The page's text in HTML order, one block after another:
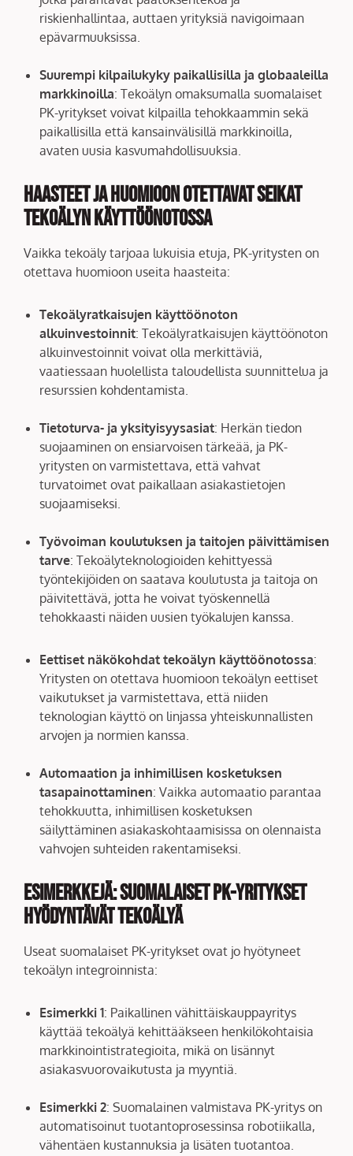
riskienhallintaa, auttaen yrityksiä navigoimaan
epävarmuuksissa.
Suurempi kilpailukyky paikallisilla ja globaaleilla
markkinoilla: Tekoälyn omaksumalla suomalaiset
PK-yritykset voivat kilpailla tehokkaammin sekä
paikallisilla että kansainvälisillä markkinoilla,
avaten uusia kasvumahdollisuuksia.
Haasteet ja huomioon otettavat seikat
tekoälyn käyttöönotossa
Vaikka tekoäly tarjoaa lukuisia etuja, PK-yritysten on
otettava huomioon useita haasteita:
Tekoälyratkaisujen käyttöönoton
alkuinvestoinnit: Tekoälyratkaisujen käyttöönoton
alkuinvestoinnit voivat olla merkittäviä,
vaatiessaan huolellista taloudellista suunnittelua ja
resurssien kohdentamista.
Tietoturva- ja yksityisyysasiat: Herkän tiedon
suojaaminen on ensiarvoisen tärkeää, ja PK-
yritysten on varmistettava, että vahvat
turvatoimet ovat paikallaan asiakastietojen
suojaamiseksi.
Työvoiman koulutuksen ja taitojen päivittämisen
tarve: Tekoälyteknologioiden kehittyessä
työntekijöiden on saatava koulutusta ja taitoja on
päivitettävä, jotta he voivat työskennellä
tehokkaasti näiden uusien työkalujen kanssa.
Eettiset näkökohdat tekoälyn käyttöönotossa:
Yritysten on otettava huomioon tekoälyn eettiset
vaikutukset ja varmistettava, että niiden
teknologian käyttö on linjassa yhteiskunnallisten
arvojen ja normien kanssa.
Automaation ja inhimillisen kosketuksen
tasapainottaminen: Vaikka automaatio parantaa
tehokkuutta, inhimillisen kosketuksen
säilyttäminen asiakaskohtaamisissa on olennaista
vahvojen suhteiden rakentamiseksi.
Esimerkkejä: suomalaiset PK-yritykset
hyödyntävät tekoälyä
Useat suomalaiset PK-yritykset ovat jo hyötyneet
tekoälyn integroinnista:
Esimerkki 1: Paikallinen vähittäiskauppayritys
käyttää tekoälyä kehittääkseen henkilökohtaisia
markkinointistrategioita, mikä on lisännyt
asiakasvuorovaikutusta ja myyntiä.
Esimerkki 2: Suomalainen valmistava PK-yritys on
automatisoinut tuotantoprosessinsa robotiikalla,
vähentäen kustannuksia ja lisäten tuotantoa.